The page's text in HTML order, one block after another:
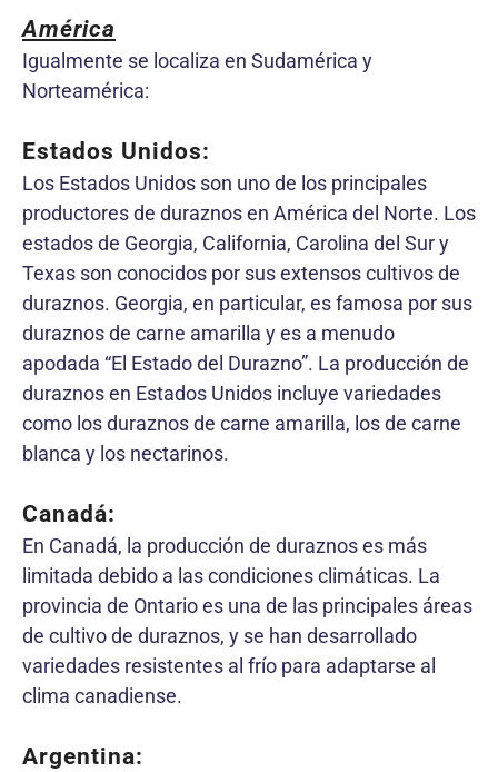
América
Igualmente se localiza en Sudamérica y
Norteamérica:
Estados Unidos:
Los Estados Unidos son uno de los principales
productores de duraznos en América del Norte. Los
estados de Georgia, California, Carolina del Sur y
Texas son conocidos por sus extensos cultivos de
duraznos. Georgia, en particular, es famosa por sus
duraznos de carne amarilla y es a menudo
apodada “El Estado del Durazno”. La producción de
duraznos en Estados Unidos incluye variedades
como los duraznos de carne amarilla, los de carne
blanca y los nectarinos.
Canadá:
En Canadá, la producción de duraznos es más
limitada debido a las condiciones climáticas. La
provincia de Ontario es una de las principales áreas
de cultivo de duraznos, y se han desarrollado
variedades resistentes al frío para adaptarse al
clima canadiense.
Argentina: